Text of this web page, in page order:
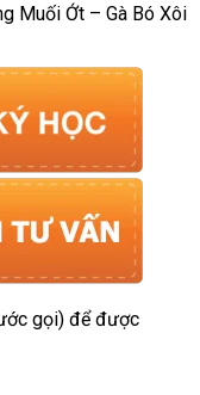
Muối Ớt – Gà Bó Xôi
gọi) để được